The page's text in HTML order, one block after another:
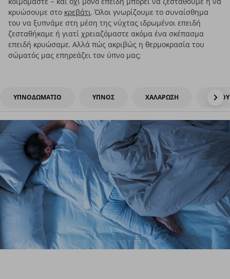
κρυώσουμε στο κρεβάτι. Όλοι γνωρίζουμε το συναίσθημα
του να ξυπνάμε στη μέση της νύχτας ιδρωμένοι επειδή
ζεσταθήκαμε ή γιατί χρειαζόμαστε ακόμα ένα σκέπασμα
επειδή κρυώσαμε. Αλλά πώς ακριβώς η θερμοκρασία του
σώματός μας επηρεάζει τον ύπνο μας;
ΥΠΝΟΔΩΜΑΤΙΟ ΥΠΝΟΣ ΧΑΛΑΡΩΣΗ